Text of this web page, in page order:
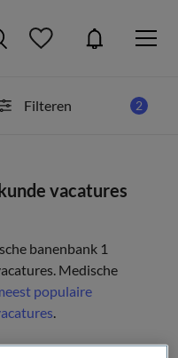
Filteren 2
vacatures
banenbank 1
Medische
populaire
.